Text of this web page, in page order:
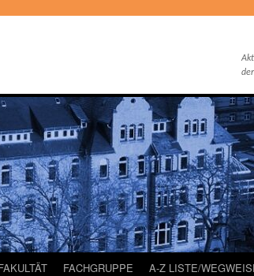
FACHGRUPPE A-Z LISTE/